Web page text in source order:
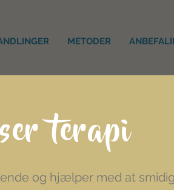
METODER
terapi
og hjælper med at